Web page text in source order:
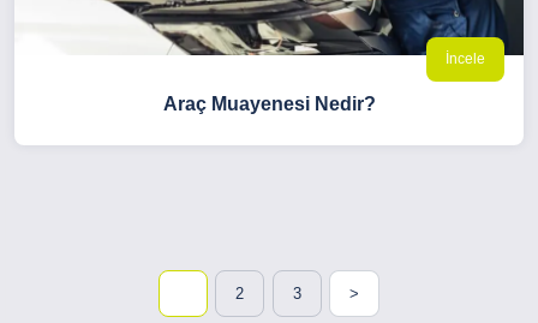
İncele
Araç Muayenesi Nedir?
2 3 >